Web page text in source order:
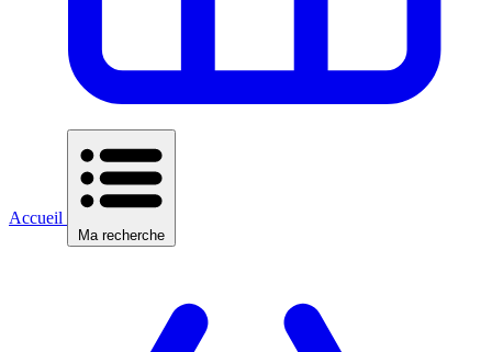
Accueil
Ma recherche